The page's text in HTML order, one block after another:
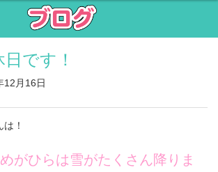
日です！
12月16日
！
がひらは雪がたくさん降りま